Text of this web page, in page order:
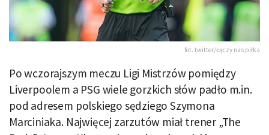
fot. twitter/Łączy nas piłka
Po wczorajszym meczu Ligi Mistrzów pomiędzy
Liverpoolem a PSG wiele gorzkich słów padło m.in.
pod adresem polskiego sędziego Szymona
Marciniaka. Najwięcej zarzutów miał trener „The